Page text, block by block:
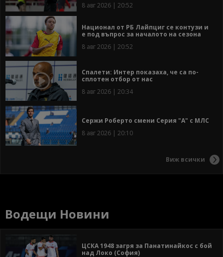
8 авг 2026 | 20:52
Национал от РБ Лайпциг се контузи и
е под въпрос за началото на сезона
8 авг 2026 | 20:52
Спалети: Интер показаха, че са по-
сплотен отбор от нас
8 авг 2026 | 20:34
Сержи Роберто смени Серия "А" с МЛС
8 авг 2026 | 20:10
Виж всички
Водещи Новини
ЦСКА 1948 загря за Панатинайкос с бой
над Локо (София)